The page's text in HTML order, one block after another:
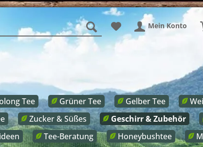
Mein Konto
Tee Grüner Tee Gelber Tee
Zucker & Süßes Geschirr & Zubehör
Tee-Beratung Honeybushtee